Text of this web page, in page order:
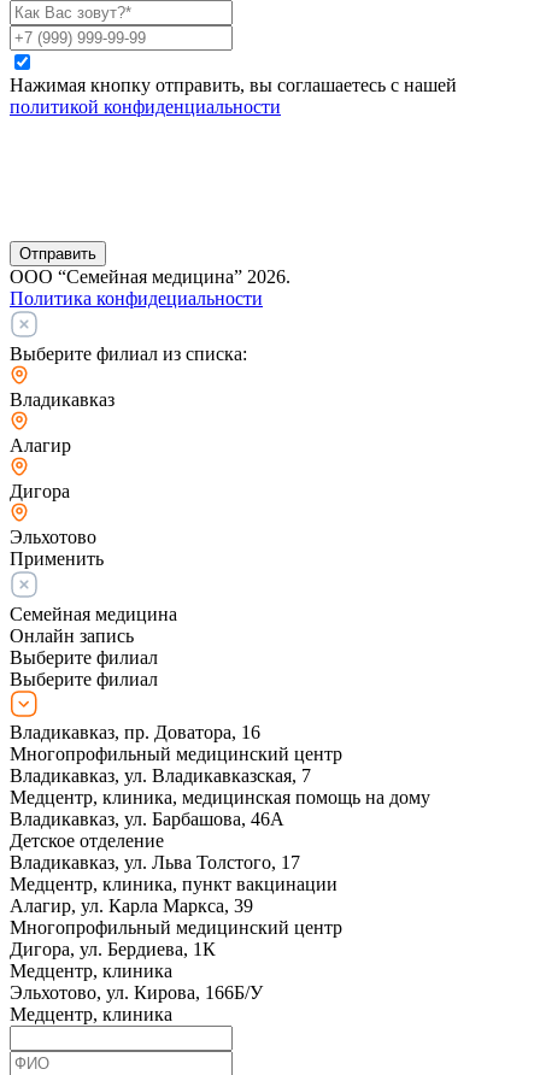
Нажимая кнопку отправить, вы соглашаетесь с нашей
политикой конфиденциальности
Отправить
ООО “Семейная медицина” 2026.
Политика конфидециальности
Выберите филиал из списка:
Владикавказ
Алагир
Дигора
Эльхотово
Применить
Семейная медицина
Онлайн запись
Выберите филиал
Выберите филиал
Владикавказ, пр. Доватора, 16
Многопрофильный медицинский центр
Владикавказ, ул. Владикавказская, 7
Медцентр, клиника, медицинская помощь на дому
Владикавказ, ул. Барбашова, 46А
Детское отделение
Владикавказ, ул. Льва Толстого, 17
Медцентр, клиника, пункт вакцинации
Алагир, ул. Карла Маркса, 39
Многопрофильный медицинский центр
Дигора, ул. Бердиева, 1К
Медцентр, клиника
Эльхотово, ул. Кирова, 166Б/У
Медцентр, клиника